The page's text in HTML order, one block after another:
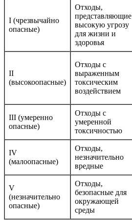
I (чрезвычайно
опасные)
Отходы,
представляющие
высокую угрозу
для жизни и
здоровья
II
(высокоопасные)
Отходы с
выраженным
токсическим
воздействием
III (умеренно
опасные)
Отходы с
умеренной
токсичностью
IV
(малоопасные)
Отходы,
незначительно
вредные
V
(незначительно
опасные)
Отходы,
безопасные для
окружающей
среды